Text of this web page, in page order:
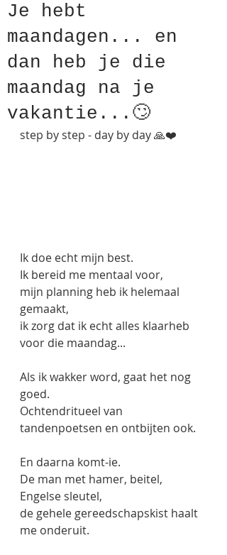
Je hebt
maandagen... en
dan heb je die
maandag na je
vakantie...🙄
step by step - day by day 🙏❤️
Ik doe echt mijn best.
Ik bereid me mentaal voor,
mijn planning heb ik helemaal
gemaakt,
ik zorg dat ik echt alles klaarheb
voor die maandag...
Als ik wakker word, gaat het nog
goed.
Ochtendritueel van
tandenpoetsen en ontbijten ook.
En daarna komt-ie.
De man met hamer, beitel,
Engelse sleutel,
de gehele gereedschapskist haalt
me onderuit.